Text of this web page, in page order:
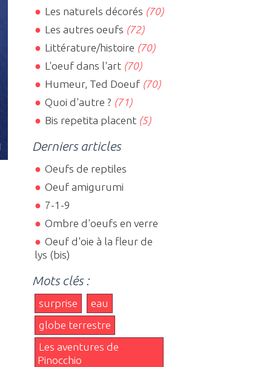
Les naturels décorés (70)
Les autres oeufs (72)
Littérature/histoire (70)
L'oeuf dans l'art(70)
Humeur, Ted Doeuf(70)
Quoi d'autre ? (71)
Bis repetita placent(5)
Derniers articles
Oeufs de reptiles
Oeuf amigurumi
7-1-9
Ombre d'oeufs en verre
Oeuf d'oie à la fleur de
lys (bis)
Mots clés :
surprise
eau
globe terrestre
Les aventures de
Pinocchio